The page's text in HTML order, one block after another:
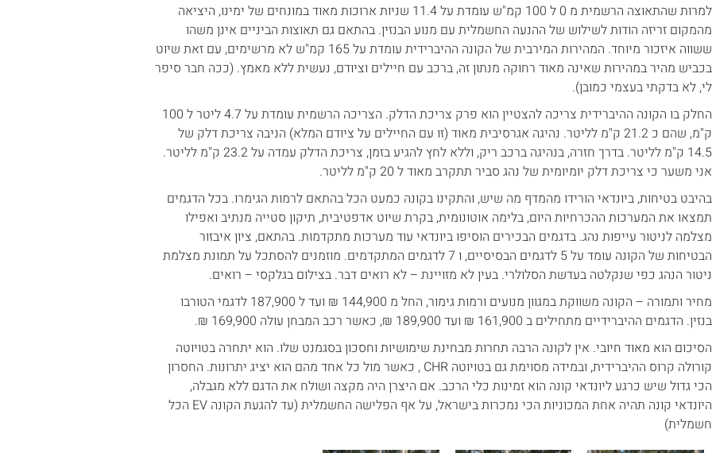
למרות שהתאוצה הרשמית מ 0 ל 100 קמ"ש עומדת על 11.4 שניות ארוכות מאוד במונחים של ימינו, היציאה
מהמקום זריזה הודות לשילוש של ההנעה החשמלית עם מנוע הבנזין. בהתאם גם תאוצות הביניים אינן משהו
ששווה איזכור מיוחד. המהירות המירבית של הקונה ההיברידית עומדת על 165 קמ"ש לא מרשימים, עם זאת שיוט
בכביש מהיר במהירות שאינה מאוד רחוקה מנתון זה, ברכב עם חיילים וציודם, נעשית ללא מאמץ. (ככה חבר סיפר
לי, לא בדקתי בעצמי כמובן).
החלק בו הקונה ההיברידית צריכה להצטיין הוא פרק צריכת הדלק. הצריכה הרשמית עומדת על 4.7 ליטר ל 100
ק"מ, שהם כ 21.2 ק"מ לליטר. נהיגה אגרסיבית מאוד (זו עם החיילים על ציודם המלא) הניבה צריכת דלק של
14.5 ק"מ לליטר. בדרך חזרה, בנהיגה ברכב ריק, וללא לחץ להגיע בזמן, צריכת הדלק עמדה על 23.2 ק"מ לליטר.
אני משער כי צריכת דלק יומיומית של נהג סביר תתקרב מאוד ל 20 ק"מ לליטר.
בהיבט בטיחות, ביונדאי הורידו מהמדף מה שיש, והתקינו בקונה כמעט הכל בהתאם לרמות הגימרו. בכל הדגמים
תמצאו את המערכות ההכרחיות היום, בלימה אוטונומית, בקרת שיוט אדפטיבית, תיקון סטייה מנתיב ואפילו
מצלמה לניטור עייפות נהג. בדגמים הבכירים הוסיפו ביונדאי עוד מערכות מתקדמות. בהתאם, ציון איבזור
הבטיחות של הקונה עומד על 5 לדגמים הבסיסיים, ו 7 לדגמים המתקדמים. מוזמנים להסתכל על תמונת מצלמת
ניטור הנהג כפי שנקלטה בעדשת הסלולרי. בעין לא מזויינת – לא רואים דבר. בצילום בגלקסי – רואים.
מחיר ותמורה – הקונה משווקת במגוון מנועים ורמות גימור, החל מ 144,900 ₪ ועד ל 187,900 לדגמי הטורבו
בנזין. הדגמים ההיברידיים מתחילים ב 161,900 ₪ ועד 189,900 ₪, כאשר רכב המבחן עולה 169,900 ₪.
הסיכום הוא מאוד חיובי. אין לקונה הרבה תחרות מבחינת שימושיות וחסכון בסגמנט שלו. הוא יתחרה בטויוטה
קורולה קרוס ההיברידית, ובמידה מסוימת גם בטויוטה CHR , כאשר מול כל אחד מהם הוא יציג יתרונות. החסרון
הכי גדול שיש כרגע ליונדאי קונה הוא זמינות כלי הרכב. אם היצרן היה מקצה ושולח את הדגם ללא מגבלה,
היונדאי קונה תהיה אחת המכוניות הכי נמכרות בישראל, על אף הפלישה החשמלית (עד להגעת הקונה EV הכל
חשמלית)